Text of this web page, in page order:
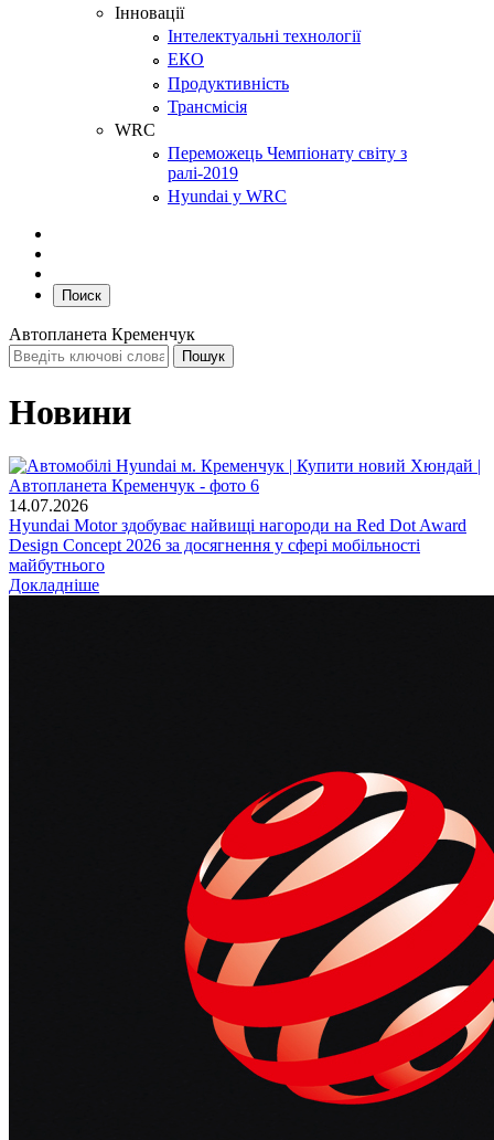
Інновації
Інтелектуальні технології
ЕКО
Продуктивність
Трансмісія
WRC
Переможець Чемпіонату світу з
ралі-2019
Hyundai у WRC
Поиск
Автопланета Кременчук
Новини
14.07.2026
Hyundai Motor здобуває найвищі нагороди на Red Dot Award
Design Concept 2026 за досягнення у сфері мобільності
майбутнього
Докладніше